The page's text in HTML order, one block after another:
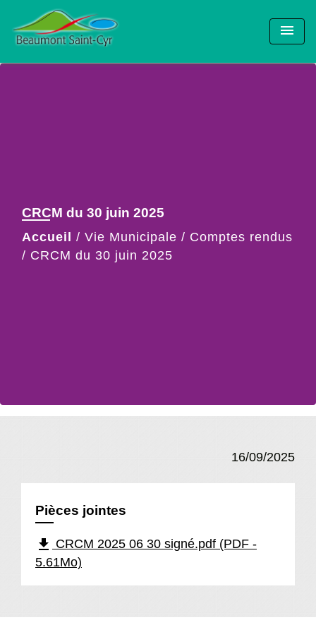
menu
CRCM du 30 juin 2025
Accueil / Vie Municipale / Comptes rendus
/ CRCM du 30 juin 2025
16/09/2025
Pièces jointes
file_download CRCM 2025 06 30 signé.pdf (PDF -
5.61Mo)